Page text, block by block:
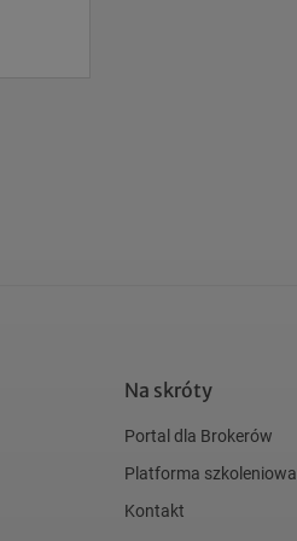
Na skróty
Portal dla Brokerów
Platforma szkoleniowa
Kontakt